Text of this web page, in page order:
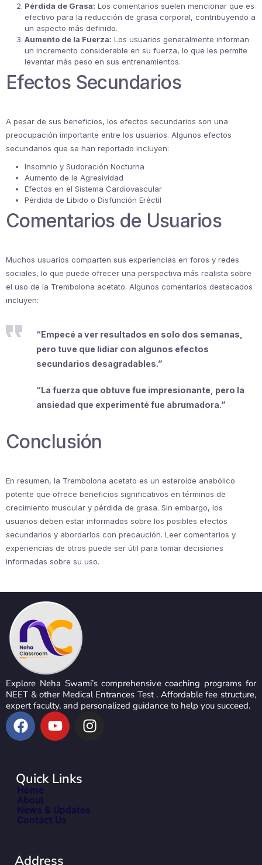
Pérdida de Grasa: Los comentarios suelen mencionar que es
efectivo para la reducción de grasa corporal, contribuyendo a
un aspecto más definido.
Aumento de la Fuerza: Los usuarios generalmente informan
un incremento considerable en su fuerza, lo que les permite
levantar más peso en sus entrenamientos.
Efectos Secundarios
A pesar de sus beneficios, los efectos secundarios son una
preocupación importante entre los usuarios. Algunos efectos
secundarios que se han reportado incluyen:
Insomnio y Sudoración Nocturna
Aumento de la Agresividad
Efectos en el Sistema Cardiovascular
Pérdida de Libido o Disfunción Eréctil
Comentarios de Usuarios
Muchos usuarios comparten sus experiencias en foros y redes
sociales, lo que puede ofrecer una perspectiva más realista sobre
el uso de la Trembolona acetato. Algunos comentarios destacados
incluyen:
“Empecé a ver resultados en solo dos semanas,
pero tuve que lidiar con algunos efectos
secundarios desagradables.”
“La fuerza que obtuve fue impresionante, pero la
ansiedad que experimenté fue abrumadora.”
Conclusión
En resumen, la Trembolona acetato es un esteroide anabólico
potente que ofrece beneficios significativos en términos de
crecimiento muscular y pérdida de grasa. Sin embargo, los
usuarios deben estar informados sobre los posibles efectos
secundarios y abordarlos con precaución. Leer comentarios y
experiencias de otros puede ser útil para tomar decisiones
informadas sobre su uso.
Explore Neha Swami’s comprehensive coaching programs for
NEET & other Medical Entrances Test . Affordable fee structure,
expert faculty, and personalized guidance to help you succeed.
Quick Links
Home
Address